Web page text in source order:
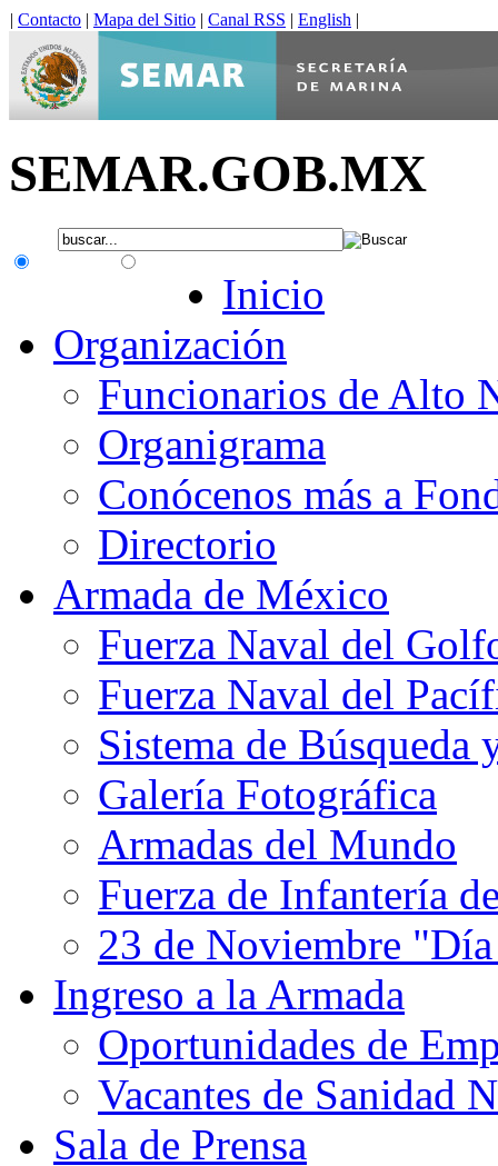
| Contacto | Mapa del Sitio | Canal RSS | English |
SEMAR.GOB.MX
Inicio
Organización
Funcionarios de Alto
Organigrama
Conócenos más a
Directorio
Armada de México
Fuerza Naval del
Fuerza Naval del
Sistema de Búsqueda
Galería Fotográfica
Armadas del Mundo
Fuerza de Infantería
23 de Noviembre
Ingreso a la Armada
Oportunidades de
Vacantes de Sanidad
Sala de Prensa